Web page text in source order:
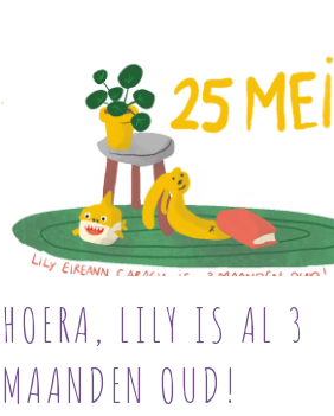
HOERA, LILY IS AL 3
MAANDEN OUD!